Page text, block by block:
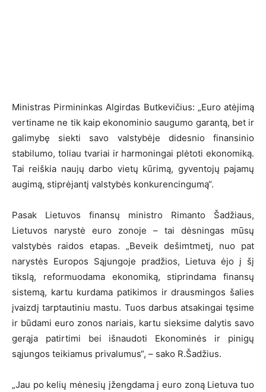
Ministras Pirmininkas Algirdas Butkevičius: „Euro atėjimą
vertiname ne tik kaip ekonominio saugumo garantą, bet ir
galimybę siekti savo valstybėje didesnio finansinio
stabilumo, toliau tvariai ir harmoningai plėtoti ekonomiką.
Tai reiškia naujų darbo vietų kūrimą, gyventojų pajamų
augimą, stiprėjantį valstybės konkurencingumą“.
Pasak Lietuvos finansų ministro Rimanto Šadžiaus,
Lietuvos narystė euro zonoje – tai dėsningas mūsų
valstybės raidos etapas. „Beveik dešimtmetį, nuo pat
narystės Europos Sąjungoje pradžios, Lietuva ėjo į šį
tikslą, reformuodama ekonomiką, stiprindama finansų
sistemą, kartu kurdama patikimos ir drausmingos šalies
įvaizdį tarptautiniu mastu. Tuos darbus atsakingai tęsime
ir būdami euro zonos nariais, kartu sieksime dalytis savo
gerąja patirtimi bei išnaudoti Ekonominės ir pinigų
sąjungos teikiamus privalumus“, – sako R.Šadžius.
„Jau po kelių mėnesių įžengdama į euro zoną Lietuva tuo